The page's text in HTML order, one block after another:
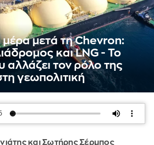
μετά τη Chevron:
και LNG - Το
αλλάζει τον ρόλο της
γεωπολιτική
και Σωτήρης Σέρμπος